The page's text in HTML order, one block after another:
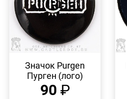
ПРОСМОТР
Значок Purgen
Пурген (лого)
90 ₽